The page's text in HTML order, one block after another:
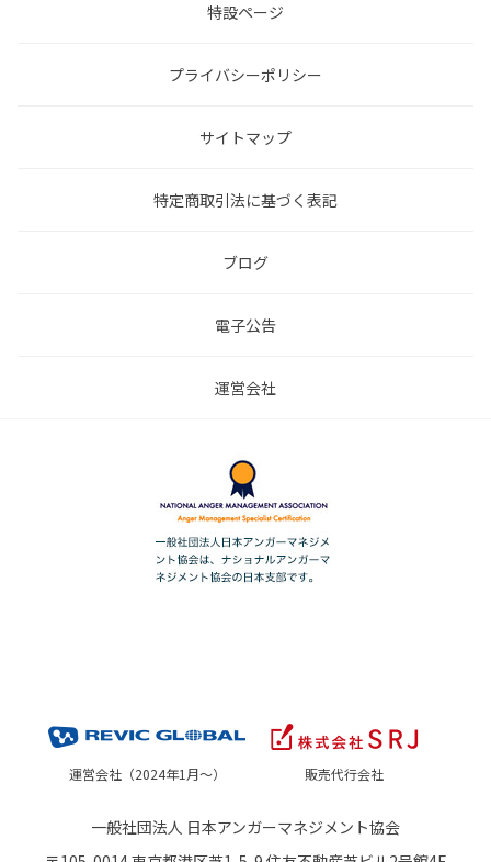
特設ページ
プライバシーポリシー
サイトマップ
特定商取引法に基づく表記
ブログ
電子公告
運営会社
運営会社（2024年1月～） 販売代行会社
一般社団法人 日本アンガーマネジメント協会